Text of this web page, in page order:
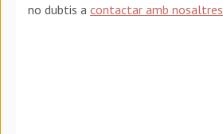
no dubtis a contactar amb nosaltres